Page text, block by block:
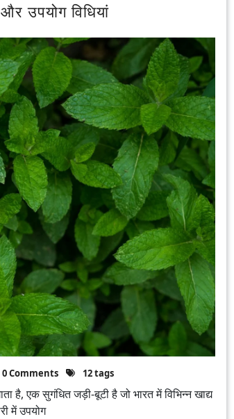
उपयोग विधियां
0 Comments 12 tags
है, एक सुगंधित जड़ी-बूटी है जो भारत में विभिन्न खाद्य
में उपयोग